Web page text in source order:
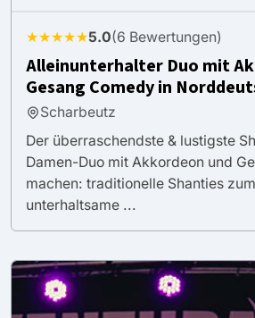
★★★★★5.0(6 Bewertungen)
Alleinunterhalter Duo mit
Gesang Comedy in
Scharbeutz
Der überraschendste & lustigste
Damen-Duo mit Akkordeon und
machen: traditionelle Shanties
unterhaltsame ...